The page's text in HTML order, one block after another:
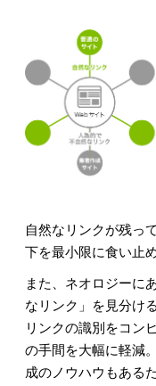
自然なリンクが残っ
下を最小限に食い止
また、ネオロジーに
なリンク」を見分け
リンクの識別をコン
の手間を大幅に軽減
成のノウハウもある